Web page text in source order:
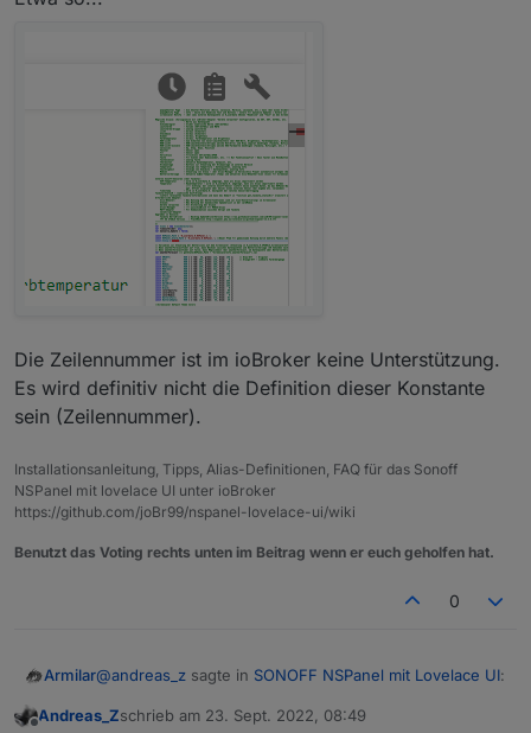
Die Zeilennummer ist im ioBroker keine Unterstützung.
Es wird definitiv nicht die Definition dieser Konstante
sein (Zeilennummer).
Installationsanleitung, Tipps, Alias-Definitionen, FAQ für das Sonoff
NSPanel mit lovelace UI unter ioBroker
https://github.com/joBr99/nspanel-lovelace-ui/wiki
Benutzt das Voting rechts unten im Beitrag wenn er euch geholfen hat.
0
Armilar@andreas_z sagte in SONOFF NSPanel mit Lovelace UI:
Andreas_Zschrieb am 23. Sept. 2022, 08:49
zuletzt editiert von